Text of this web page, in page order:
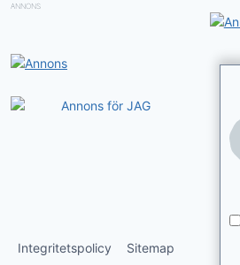
ANNONS
Integritetspolicy Sitemap